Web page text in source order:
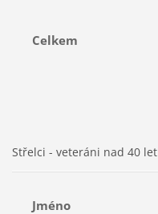
Celkem
Střelci - veteráni nad 40 let
Jméno